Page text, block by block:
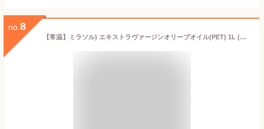
no. 8
【常温】ミラソル) エキストラヴァージンオリーブオイル(PET) 1L (日欧商事/オリーブオイル/エクストラバージンオイル) 業務用